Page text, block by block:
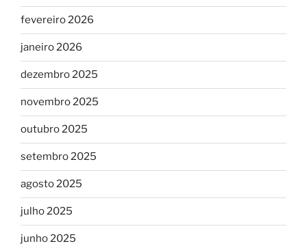
fevereiro 2026
janeiro 2026
dezembro 2025
novembro 2025
outubro 2025
setembro 2025
agosto 2025
julho 2025
junho 2025